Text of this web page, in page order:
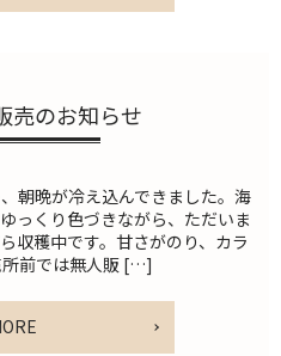
売のお知らせ
朝晩が冷え込んできました。海
っくり色づきながら、ただいま
収穫中です。甘さがのり、カラ
所前では無人販 […]